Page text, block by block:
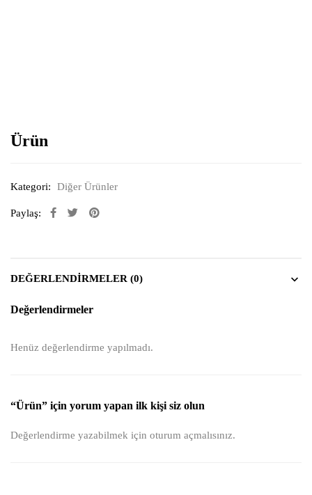
Ürün
Kategori: Diğer Ürünler
Paylaş:
DEĞERLENDIRMELER (0)
Değerlendirmeler
Henüz değerlendirme yapılmadı.
“Ürün” için yorum yapan ilk kişi siz olun
Değerlendirme yazabilmek için oturum açmalısınız.